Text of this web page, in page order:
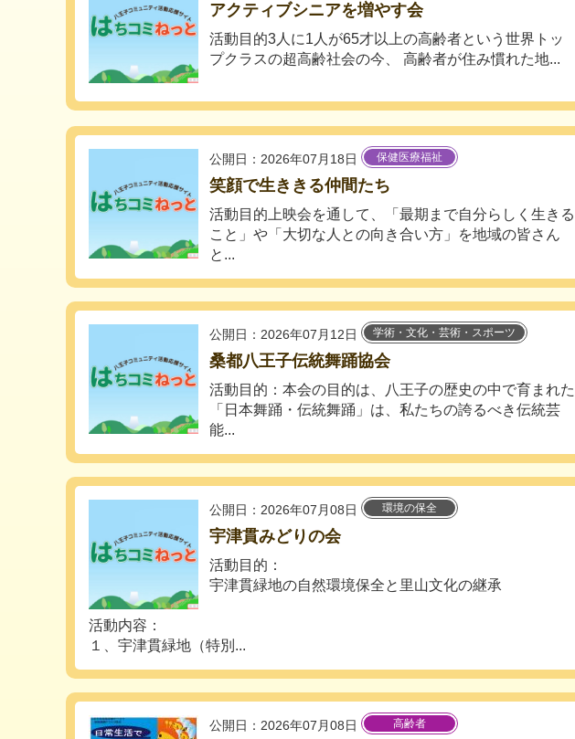
アクティブシニアを増やす会
活動目的3人に1人が65才以上の高齢者という世界トッ
プクラスの超高齢社会の今、 高齢者が住み慣れた地...
公開日：2026年07月18日 保健医療福祉
笑顔で生ききる仲間たち
活動目的上映会を通して、「最期まで自分らしく生きる
こと」や「大切な人との向き合い方」を地域の皆さん
と...
公開日：2026年07月12日 学術・文化・芸術・スポーツ
桑都八王子伝統舞踊協会
活動目的：本会の目的は、八王子の歴史の中で育まれた
「日本舞踊・伝統舞踊」は、私たちの誇るべき伝統芸
能...
公開日：2026年07月08日 環境の保全
宇津貫みどりの会
活動目的：
宇津貫緑地の自然環境保全と里山文化の継承
活動内容：
１、宇津貫緑地（特別...
公開日：2026年07月08日 高齢者